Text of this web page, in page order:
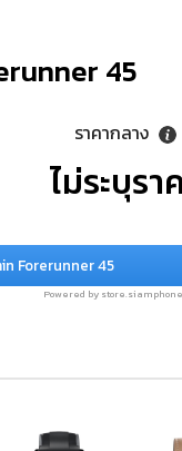
45
ราคากลาง
ไม่ระบุรา
Forerunner 45
Powered by